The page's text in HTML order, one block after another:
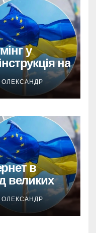
у
на
ОЛЕКСАНДР
в
великих
ОЛЕКСАНДР